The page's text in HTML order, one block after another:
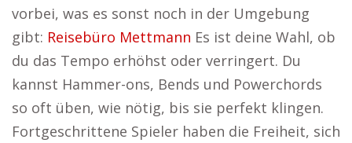
vorbei, was es sonst noch in der Umgebung
gibt: Reisebüro Mettmann Es ist deine Wahl, ob
du das Tempo erhöhst oder verringert. Du
kannst Hammer-ons, Bends und Powerchords
so oft üben, wie nötig, bis sie perfekt klingen.
Fortgeschrittene Spieler haben die Freiheit, sich